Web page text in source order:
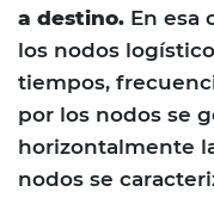
a destino. En esa
los nodos
tiempos,
por los nodos se
horizontalmente
nodos se